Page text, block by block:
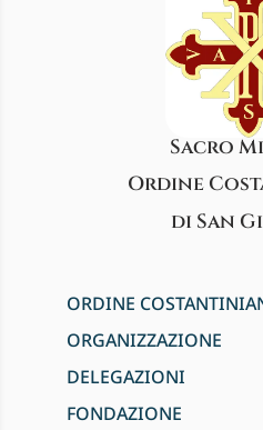
Sacro
Ordine
di San
ORDINE
ORGANIZZAZIONE
DELEGAZIONI
FONDAZIONE